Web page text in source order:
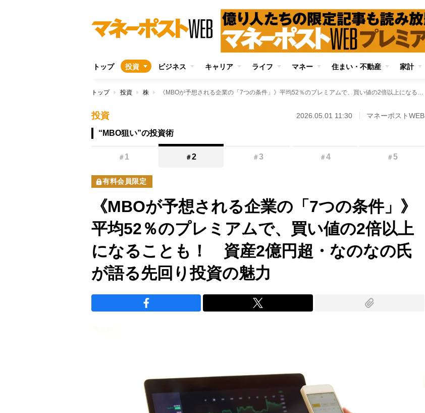
トップ 投資 ビジネス キャリア ライフ マネー 住まい・不動産 家計
トップ 投資 株 《MBOが予想される企業の「7つの条件」》平均52％のプレミアムで、買い値の2倍以上になることも！ 資産2億円超・なのなの氏が語る先回り投資の魅力
投資 2026.05.01 11:30 マネーポストWEB
“MBO狙い”の投資術
＃ 1 ＃2 ＃3 ＃4 ＃5
有料会員限定
《MBOが予想される企業の「7つの条件」》
平均52％のプレミアムで、買い値の2倍以上
になることも！ 資産2億円超・なのなの氏
が語る先回り投資の魅力